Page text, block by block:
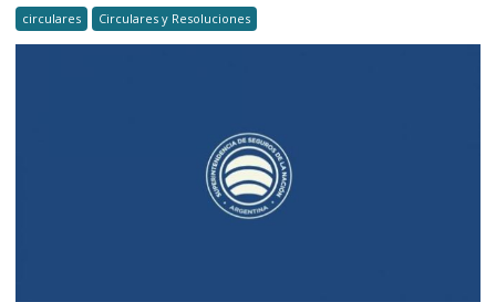
circulares Circulares y Resoluciones